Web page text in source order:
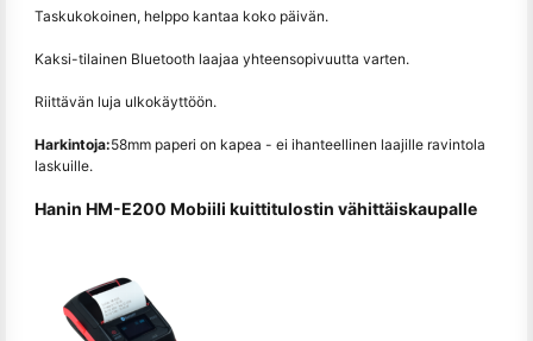
Taskukokoinen, helppo kantaa koko päivän.
Kaksi-tilainen Bluetooth laajaa yhteensopivuutta varten.
Riittävän luja ulkokäyttöön.
Harkintoja:58mm paperi on kapea - ei ihanteellinen laajille ravintola
laskuille.
Hanin HM-E200 Mobiili kuittitulostin vähittäiskaupalle